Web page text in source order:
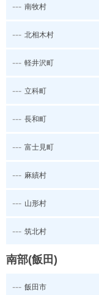
--- 南牧村
--- 北相木村
--- 軽井沢町
--- 立科町
--- 長和町
--- 富士見町
--- 麻績村
--- 山形村
--- 筑北村
南部(飯田)
--- 飯田市